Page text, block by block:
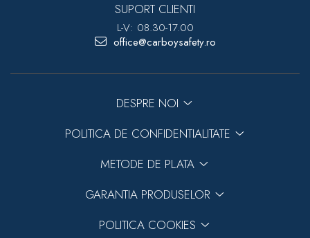
SUPORT CLIENTI
L-V: 08.30-17.00
office@carboysafety.ro
DESPRE NOI
POLITICA DE CONFIDENTIALITATE
METODE DE PLATA
GARANTIA PRODUSELOR
POLITICA COOKIES